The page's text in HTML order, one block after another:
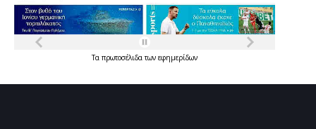
Τα πρωτοσέλιδατων εφημερίδων